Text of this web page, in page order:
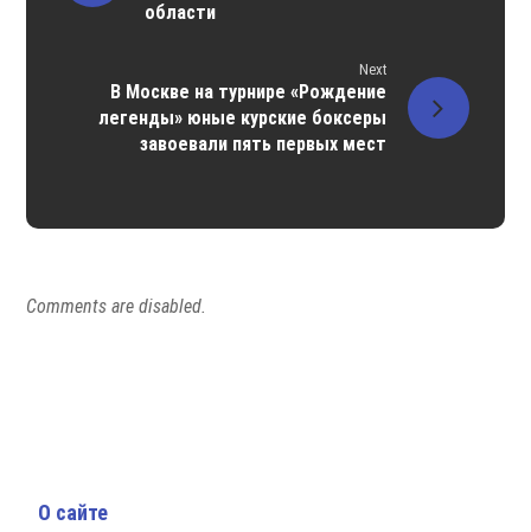
области
Next
В Москве на турнире «Рождение
легенды» юные курские боксеры
завоевали пять первых мест
Comments are disabled.
О сайте